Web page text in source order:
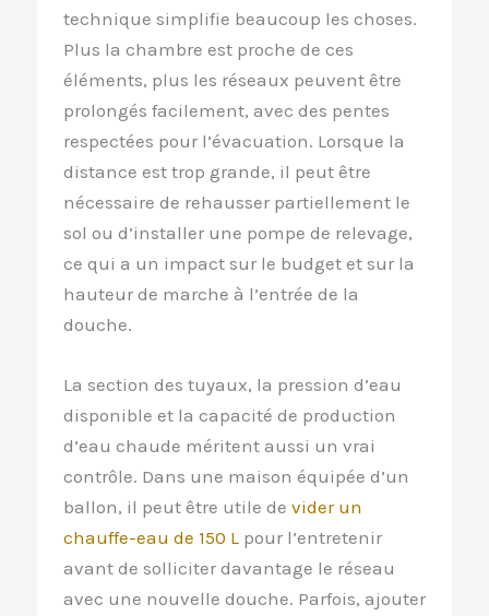
technique simplifie beaucoup les choses.
Plus la chambre est proche de ces
éléments, plus les réseaux peuvent être
prolongés facilement, avec des pentes
respectées pour l’évacuation. Lorsque la
distance est trop grande, il peut être
nécessaire de rehausser partiellement le
sol ou d’installer une pompe de relevage,
ce qui a un impact sur le budget et sur la
hauteur de marche à l’entrée de la
douche.
La section des tuyaux, la pression d’eau
disponible et la capacité de production
d’eau chaude méritent aussi un vrai
contrôle. Dans une maison équipée d’un
ballon, il peut être utile de vider un
chauffe-eau de 150 L pour l’entretenir
avant de solliciter davantage le réseau
avec une nouvelle douche. Parfois, ajouter